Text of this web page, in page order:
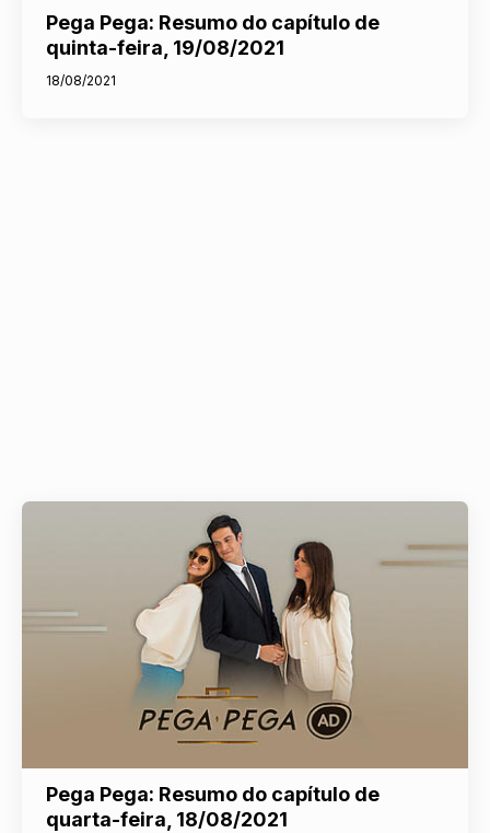
Pega Pega: Resumo do capítulo de
quinta-feira, 19/08/2021
18/08/2021
Pega Pega: Resumo do capítulo de
quarta-feira, 18/08/2021